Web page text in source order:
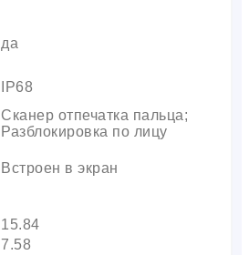
да
IP68
Сканер отпечатка пальца;
Разблокировка по лицу
Встроен в экран
15.84
7.58